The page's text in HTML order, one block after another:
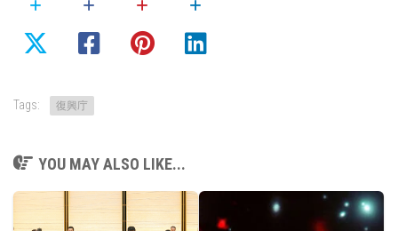
Tags: 復興庁
YOU MAY ALSO LIKE...